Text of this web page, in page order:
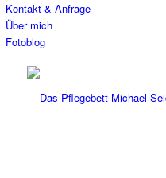
Kontakt & Anfrage
Über mich
Fotoblog